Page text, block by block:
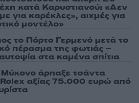
κατά Καρυστιανού: «Δεν
για καρέκλες», αιχμές για
μοντέλο»
το Πόρτο Γερμενό μετά το
πέρασμα της φωτιάς –
στα καμένα σπίτια
άρπαξε τσάντα
αξίας 75.000 ευρώ από